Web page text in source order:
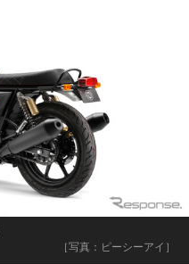
［写真：ピーシーアイ］